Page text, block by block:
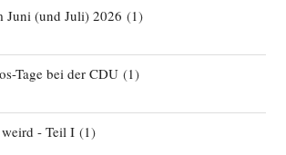
Juni (und Juli) 2026 (1)
Tage bei der CDU(1)
- Teil I(1)